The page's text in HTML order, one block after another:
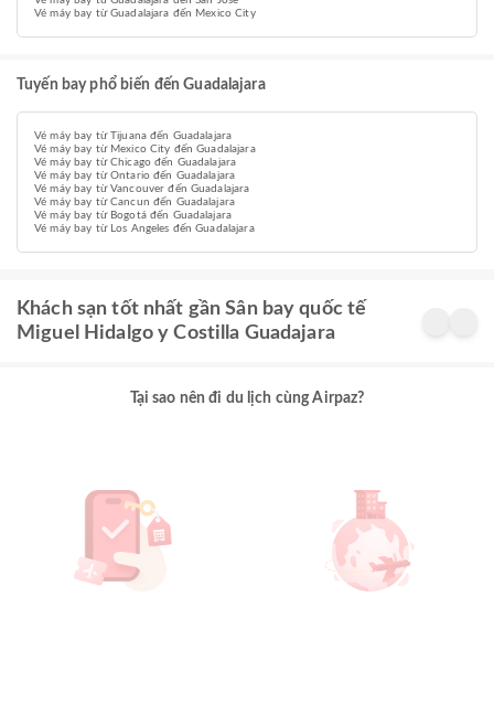
Vé máy bay từ Guadalajara đến Mexico City
Tuyến bay phổ biến đến Guadalajara
Vé máy bay từ Tijuana đến Guadalajara
Vé máy bay từ Mexico City đến Guadalajara
Vé máy bay từ Chicago đến Guadalajara
Vé máy bay từ Ontario đến Guadalajara
Vé máy bay từ Vancouver đến Guadalajara
Vé máy bay từ Cancun đến Guadalajara
Vé máy bay từ Bogotá đến Guadalajara
Vé máy bay từ Los Angeles đến Guadalajara
Khách sạn tốt nhất gần Sân bay quốc tế
Miguel Hidalgo y Costilla Guadajara
Tại sao nên đi du lịch cùng Airpaz?